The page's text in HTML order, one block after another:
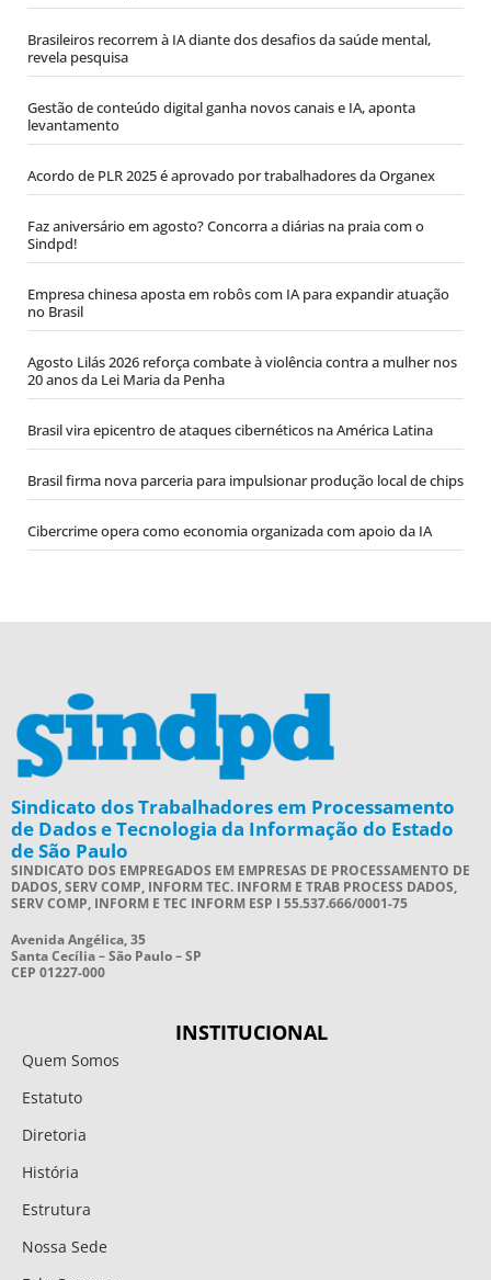
Brasileiros recorrem à IA diante dos desafios da saúde mental,
revela pesquisa
Gestão de conteúdo digital ganha novos canais e IA, aponta
levantamento
Acordo de PLR 2025 é aprovado por trabalhadores da Organex
Faz aniversário em agosto? Concorra a diárias na praia com o
Sindpd!
Empresa chinesa aposta em robôs com IA para expandir atuação
no Brasil
Agosto Lilás 2026 reforça combate à violência contra a mulher nos
20 anos da Lei Maria da Penha
Brasil vira epicentro de ataques cibernéticos na América Latina
Brasil firma nova parceria para impulsionar produção local de chips
Cibercrime opera como economia organizada com apoio da IA
Sindicato dos Trabalhadores em Processamento
de Dados e Tecnologia da Informação do Estado
de São Paulo
SINDICATO DOS EMPREGADOS EM EMPRESAS DE PROCESSAMENTO DE
DADOS, SERV COMP, INFORM TEC. INFORM E TRAB PROCESS DADOS,
SERV COMP, INFORM E TEC INFORM ESP I 55.537.666/0001-75
Avenida Angélica, 35
Santa Cecília – São Paulo – SP
CEP 01227-000
INSTITUCIONAL
Quem Somos
Estatuto
Diretoria
História
Estrutura
Nossa Sede